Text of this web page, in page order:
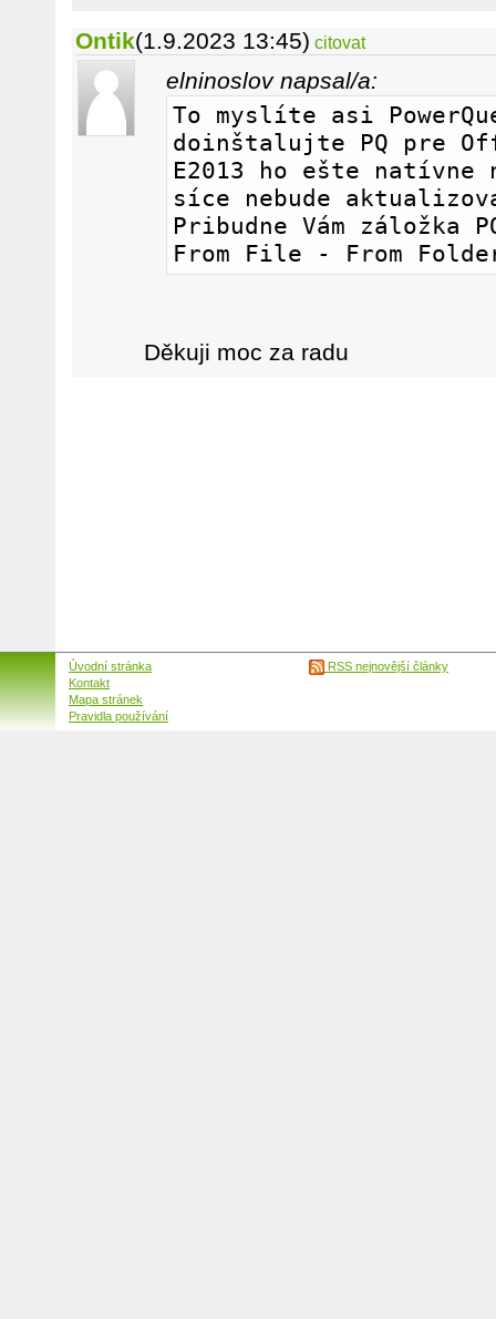
Ontik(1.9.2023 13:45) citovat
elninoslov napsal/a:
To myslíte asi
doinštalujte PQ pre
E2013 ho ešte natívne
síce nebude
Pribudne Vám záložka
From File - From
Děkuji moc za radu
Úvodní stránka
Kontakt
Mapa stránek
Pravidla používání
RSS nejnovější články